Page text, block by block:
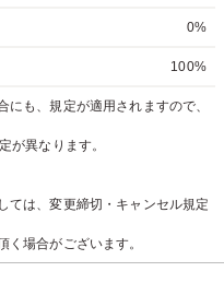
0%
100%
も、規定が適用されますので、
が異なります。
は、変更締切・キャンセル規定
場合がございます。